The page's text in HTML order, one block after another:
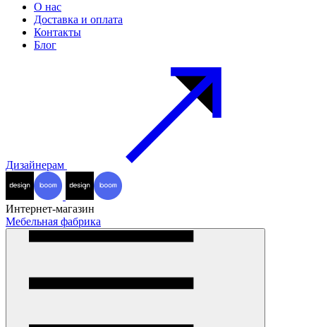
О нас
Доставка и оплата
Контакты
Блог
Дизайнерам
Интернет-магазин
Мебельная фабрика